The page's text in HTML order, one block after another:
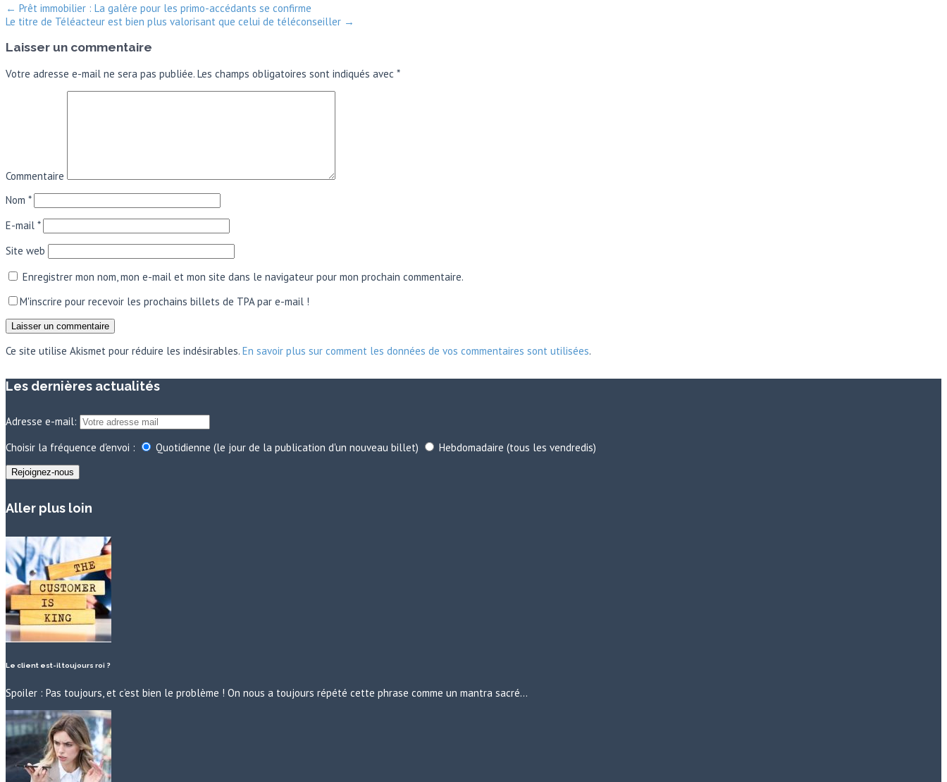
← Prêt immobilier : La galère pour les primo-accédants se confirme
Le titre de Téléacteur est bien plus valorisant que celui de téléconseiller →
Laisser un commentaire
Votre adresse e-mail ne sera pas publiée. Les champs obligatoires sont indiqués avec *
Commentaire
Nom *
E-mail *
Site web
Enregistrer mon nom, mon e-mail et mon site dans le navigateur pour mon prochain commentaire.
M'inscrire pour recevoir les prochains billets de TPA par e-mail !
Ce site utilise Akismet pour réduire les indésirables. En savoir plus sur comment les données de vos commentaires sont utilisées.
Les dernières actualités
Adresse e-mail:
Choisir la fréquence d'envoi :
Quotidienne (le jour de la publication d'un nouveau billet) Hebdomadaire (tous les vendredis)
Aller plus loin
Le client est-il toujours roi ?
Spoiler : Pas toujours, et c’est bien le problème ! On nous a toujours répété cette phrase comme un mantra sacré…